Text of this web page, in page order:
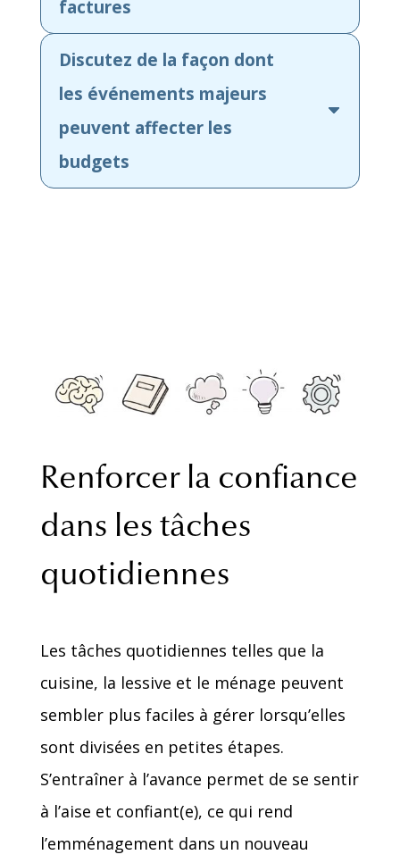
factures
Discutez de la façon dont
les événements majeurs
peuvent affecter les
budgets
Renforcer la confiance
dans les tâches
quotidiennes
Les tâches quotidiennes telles que la
cuisine, la lessive et le ménage peuvent
sembler plus faciles à gérer lorsqu’elles
sont divisées en petites étapes.
S’entraîner à l’avance permet de se sentir
à l’aise et confiant(e), ce qui rend
l’emménagement dans un nouveau